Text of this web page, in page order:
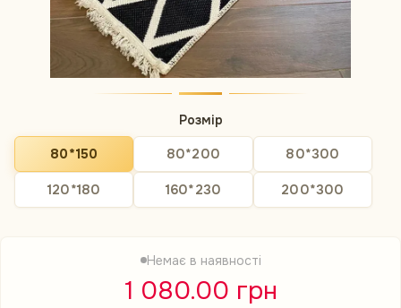
Розмір
80*150 80*200
80*300
120*180
160*230 200*300
Немає в наявності
1 080.00 грн